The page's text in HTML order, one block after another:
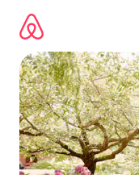
directement
contenu